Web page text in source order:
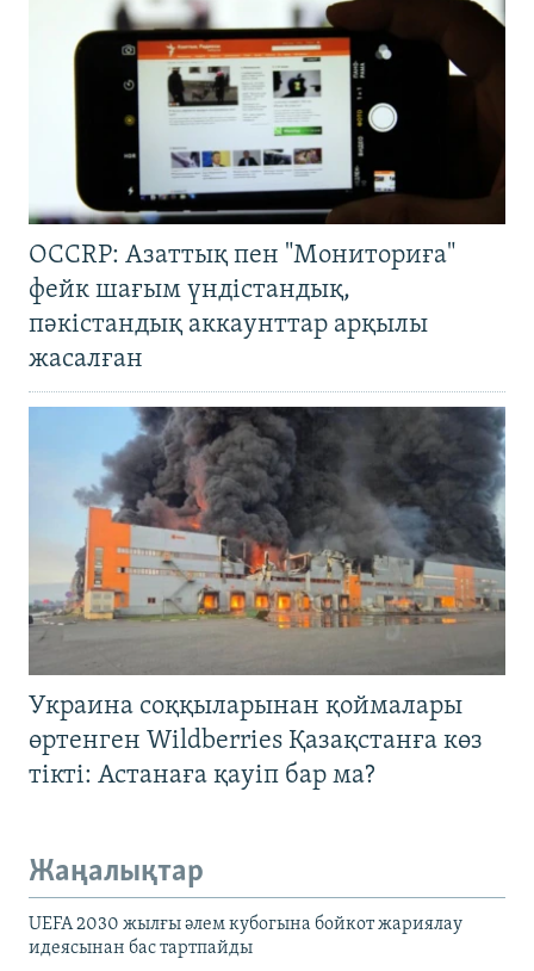
OCCRP: Азаттық пен "Мониториға"
фейк шағым үндістандық,
пәкістандық аккаунттар арқылы
жасалған
Украина соққыларынан қоймалары
өртенген Wildberries Қазақстанға көз
тікті: Астанаға қауіп бар ма?
Жаңалықтар
UEFA 2030 жылғы әлем кубогына бойкот жариялау
идеясынан бас тартпайды